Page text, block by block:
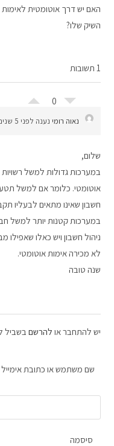
האם יש דרך אוטומטית
השיק שלו?
1 תשובות
0
נאוה רומי נענה לפני 5 שנים
שלום,
במערכות גדולות למשל
אוטומטי. כלומר אם למשל
חשבון שאינו מתאים לבעליו
במערכות קטנות יותר למשל
ניהול חשבון ויש כאלו שאפילו
לא מכירה אימות אוטומטי.
שנה טובה
יש להתחבר או להרשם בשביל
שם משתמש או כתובת אימייל
סיסמה